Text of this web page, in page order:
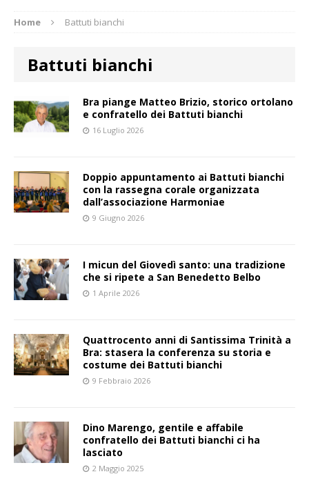
Home Battuti bianchi
Battuti bianchi
Bra piange Matteo Brizio, storico ortolano
e confratello dei Battuti bianchi
16 Luglio 2026
Doppio appuntamento ai Battuti bianchi
con la rassegna corale organizzata
dall’associazione Harmoniae
9 Giugno 2026
I micun del Giovedì santo: una tradizione
che si ripete a San Benedetto Belbo
1 Aprile 2026
Quattrocento anni di Santissima Trinità a
Bra: stasera la conferenza su storia e
costume dei Battuti bianchi
9 Febbraio 2026
Dino Marengo, gentile e affabile
confratello dei Battuti bianchi ci ha
lasciato
2 Maggio 2025